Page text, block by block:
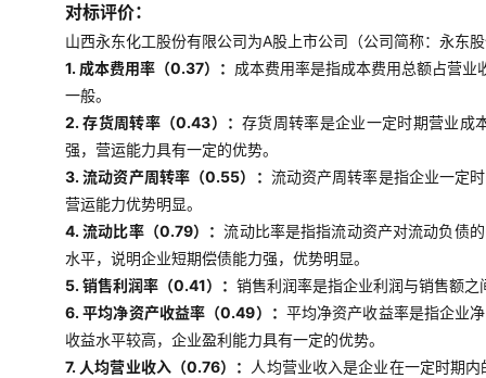
对标评价：
山西永东化工股份有限公司为A股上市公司（公司简称：永东
1. 成本费用率（0.37）： 成本费用率是指成本费用总额占营
一般。
2. 存货周转率（0.43）：存货周转率是企业一定时期营业成
强，营运能力具有一定的优势。
3. 流动资产周转率（0.55）： 流动资产周转率是指企业一定
营运能力优势明显。
4. 流动比率（0.79）：流动比率是指指流动资产对流动负债
水平，说明企业短期偿债能力强，优势明显。
5. 销售利润率（0.41）： 销售利润率是指企业利润与销售额
6. 平均净资产收益率（0.49）： 平均净资产收益率是指企业
收益水平较高，企业盈利能力具有一定的优势。
7. 人均营业收入（0.76）： 人均营业收入是企业在一定时期